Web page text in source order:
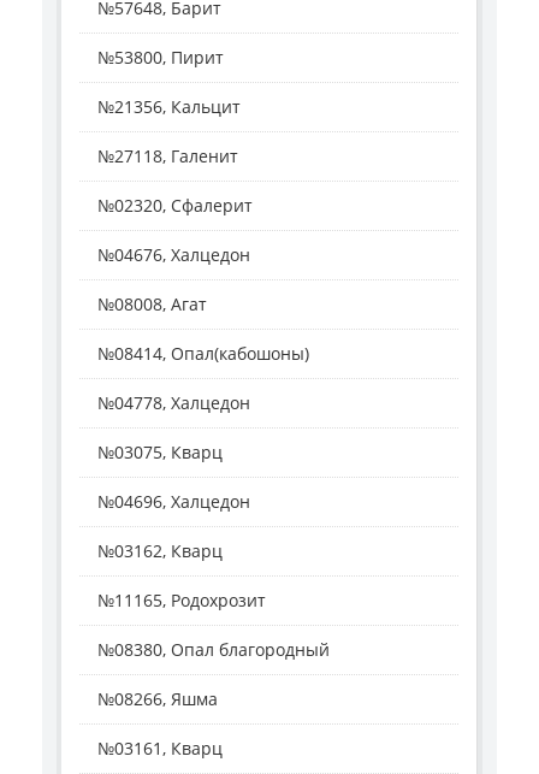
№57648, Барит
№53800, Пирит
№21356, Кальцит
№27118, Галенит
№02320, Сфалерит
№04676, Халцедон
№08008, Агат
№08414, Опал(кабошоны)
№04778, Халцедон
№03075, Кварц
№04696, Халцедон
№03162, Кварц
№11165, Родохрозит
№08380, Опал благородный
№08266, Яшма
№03161, Кварц